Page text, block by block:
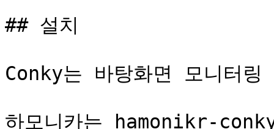
## 설치
Conky는 바탕화면 모니터링
하모니카는 hamonikr-